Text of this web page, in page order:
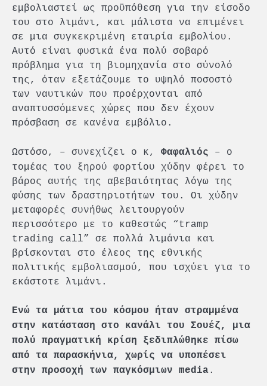
εμβολιαστεί ως προϋπόθεση για την είσοδο
του στο λιμάνι, και μάλιστα να επιμένει
σε μια συγκεκριμένη εταιρία εμβολίου.
Αυτό είναι φυσικά ένα πολύ σοβαρό
πρόβλημα για τη βιομηχανία στο σύνολό
της, όταν εξετάζουμε το υψηλό ποσοστό
των ναυτικών που προέρχονται από
αναπτυσσόμενες χώρες που δεν έχουν
πρόσβαση σε κανένα εμβόλιο.
Ωστόσο, – συνεχίζει ο κ, Φαφαλιός – ο
τομέας του ξηρού φορτίου χύδην φέρει το
βάρος αυτής της αβεβαιότητας λόγω της
φύσης των δραστηριοτήτων του. Οι χύδην
μεταφορές συνήθως λειτουργούν
περισσότερο με το καθεστώς “tramp
trading call” σε πολλά λιμάνια και
βρίσκονται στο έλεος της εθνικής
πολιτικής εμβολιασμού, που ισχύει για το
εκάστοτε λιμάνι.
Ενώ τα μάτια του κόσμου ήταν στραμμένα
στην κατάσταση στο κανάλι του Σουέζ, μια
πολύ πραγματική κρίση ξεδιπλώθηκε πίσω
από τα παρασκήνια, χωρίς να υποπέσει
στην προσοχή των παγκόσμιων media.